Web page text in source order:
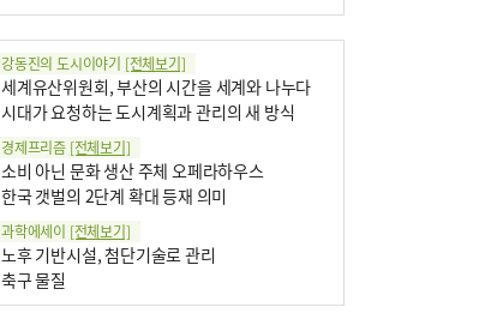
강동진의 도시이야기 [전체보기]
세계유산위원회, 부산의 시간을 세계와 나누다
시대가 요청하는 도시계획과 관리의 새 방식
경제프리즘 [전체보기]
소비 아닌 문화 생산 주체 오페라하우스
한국 갯벌의 2단계 확대 등재 의미
과학에세이 [전체보기]
노후 기반시설, 첨단기술로 관리
축구 물질